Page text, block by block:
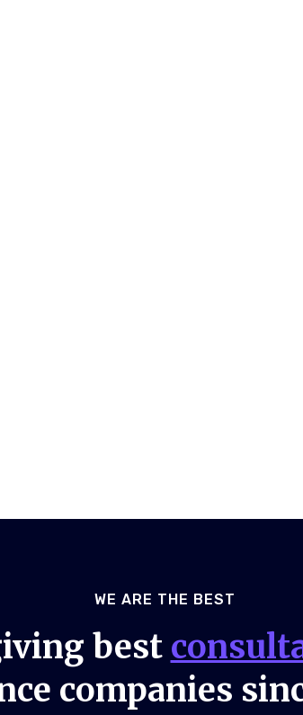
WE ARE THE BEST
best
companies